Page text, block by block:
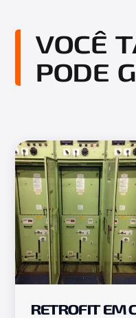
VOCÊ
PODE
RETROFIT EM